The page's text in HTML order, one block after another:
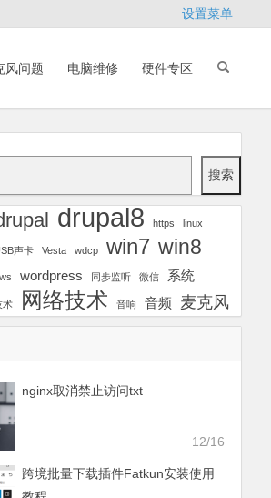
设置菜单
风问题 电脑维修 硬件专区
搜索
drupal8 https linux
声卡 Vesta wdcp win7 win8
wordpress 同步监听 微信
系统
术 网络技术 音响 音频 麦克风
nginx取消禁止访问txt
12/16
跨境批量下载插件Fatkun安装使用